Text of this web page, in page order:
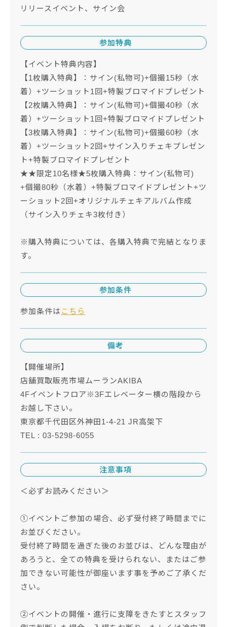
リリースイベント、サイン会
参加特典
【イベント特典内容】
【1枚購入特典】：サイン(私物可)+個撮15秒（水
着）+ツーショット1回+特製ブロマイドプレゼント
【2枚購入特典】：サイン(私物可)+個撮40秒（水
着）+ツーショット1回+特製ブロマイドプレゼント
【3枚購入特典】：サイン(私物可)+個撮60秒（水
着）+ツーショット2回+サイン入りチェキプレゼン
ト+特製ブロマイドプレゼント
★★限定10名様★5枚購入特典：サイン(私物可)
+個撮80秒（水着）+特製ブロマイドプレゼント+ツ
ーショット2回+オリジナルチェキアルバム作成
（サイン入りチェキ3枚付き）
※購入特典については、各購入特典で完結となりま
す。
参加条件
参加条件は こちら
備考
【開催場所】
店舗買取販売市場ムーランAKIBA
4Fイベントフロア※3Fエレベーター横の階段から
お越し下さい。
東京都千代田区外神田1-4-21 JR高架下
TEL : 03-5298-6055
注意事項
＜必ずお読みください＞
①イベントご参加の場合、必ず受付終了時間までに
お並びください。
受付終了時間を過ぎた後のお並びは、どんな理由が
あろうと、全ての特典を受けられない、またはご参
加できない可能性が御座います事を予めご了承くだ
さい。
②イベントの開催・進行に支障をきたすとスタッフ